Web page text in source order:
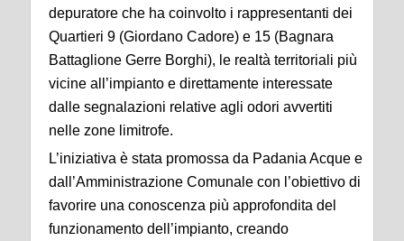
depuratore che ha coinvolto i rappresentanti dei
Quartieri 9 (Giordano Cadore) e 15 (Bagnara
Battaglione Gerre Borghi), le realtà territoriali più
vicine all’impianto e direttamente interessate
dalle segnalazioni relative agli odori avvertiti
nelle zone limitrofe.
L’iniziativa è stata promossa da Padania Acque e
dall’Amministrazione Comunale con l’obiettivo di
favorire una conoscenza più approfondita del
funzionamento dell’impianto, creando